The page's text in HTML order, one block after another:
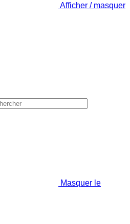
Afficher / masquer
Masquer le